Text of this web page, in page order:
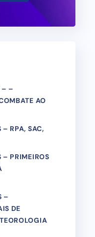
– –
AO
– RPA, SAC,
– PRIMEIROS
–
DE